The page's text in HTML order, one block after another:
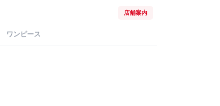
店舗案内
ワンピース